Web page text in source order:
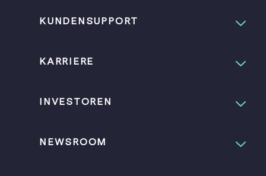
KUNDENSUPPORT
KARRIERE
INVESTOREN
NEWSROOM